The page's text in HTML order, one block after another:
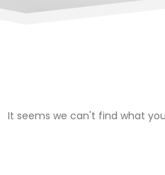
It seems we can't find what